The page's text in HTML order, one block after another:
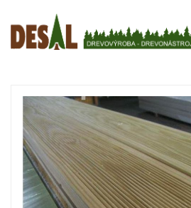
Novinky